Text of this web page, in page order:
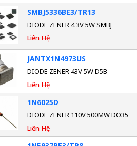
SMBJ5336BE3/TR13
DIODE ZENER 4.3V 5W SMBJ
Liên Hệ
JANTX1N4973US
DIODE ZENER 43V 5W D5B
Liên Hệ
1N6025D
DIODE ZENER 110V 500MW DO35
Liên Hệ